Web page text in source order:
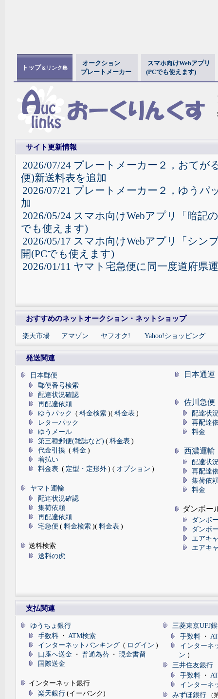
トップ＆リンク集
オークション
プレートメーカー
スマホ向けWebアプリ
(PCでも使えます)
サイト更新情報
2026/07/24 プレートメーカー２，おてが
便)新送料表を追加
2026/07/21 プレートメーカー２，ゆうパ
加
2026/05/24 スマホ向けWebアプリ「暗記
でも使えます)
2026/05/17 スマホ向けWebアプリ「シン
開(PCでも使えます)
2026/01/11 ヤマト宅急便に同一度道府県
おすすめのネットオークション・ネットショップ
楽天市場 アマゾン ヤフオク! Yahoo!ショッピング
発送関連
日本郵便
郵便番号検索
配達状況確認
再配達依頼
ゆうパック ( 料金検索 )( 料金表 )
レターパック
ゆうメール
第三種郵便(雑誌など) ( 料金表 )
代金引換 ( 料金 )
着払い
料金表 ( 定型・定形外 ) ( オプション )
ヤマト運輸
配達状況確認
集荷依頼
再配達依頼
宅急便 ( 料金検索 )( 料金表 )
送料検索
送料の虎
日本通運
佐川急便
配達状
再配達
料金
西濃運輸
配達状
再配達
集荷依
料金
ダンボー
ダンボ
ダンボ
エアキ
エアキ
支払関連
ゆうちょ銀行
手数料 ・ ATM検索
インターネットバンキング ( ログイン )
口座へ送金
・ 普通為替 ・ 現金書留
国際送金
インターネット銀行
楽天銀行 (イーバンク)
三菱東京UFJ
手数料 ・
インターネ
ン ）
三井住友銀行
手数料 ・
インターネ
みずほ銀行
（